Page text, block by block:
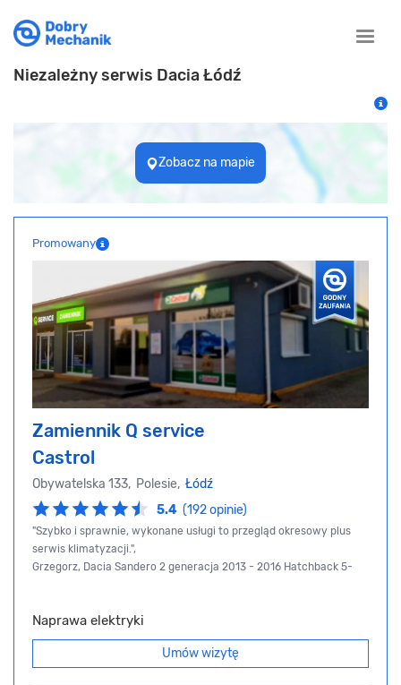
Toggle
Niezależny serwis Dacia Łódź
Zobacz na mapie
Promowany
Zamiennik Q service
Castrol
Obywatelska 133, Polesie, Łódź
5.4 (192 opinie)
"Szybko i sprawnie, wykonane usługi to przegląd okresowy plus
serwis klimatyzacji.",
Grzegorz, Dacia Sandero 2 generacja 2013 - 2016 Hatchback 5-
Naprawa elektryki
Umów wizytę